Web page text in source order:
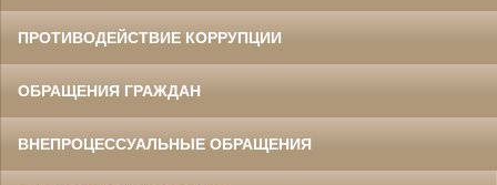
ПРОТИВОДЕЙСТВИЕ КОРРУПЦИИ
ОБРАЩЕНИЯ ГРАЖДАН
ВНЕПРОЦЕССУАЛЬНЫЕ ОБРАЩЕНИЯ